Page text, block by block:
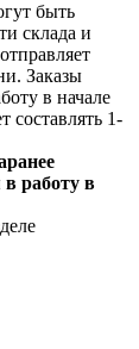
быть
склада и
Заказы
в начале
составлять 1-
работу в